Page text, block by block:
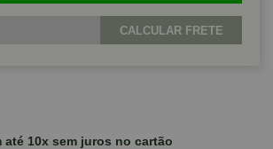
CALCULAR FRETE
até 10x sem juros no cartão